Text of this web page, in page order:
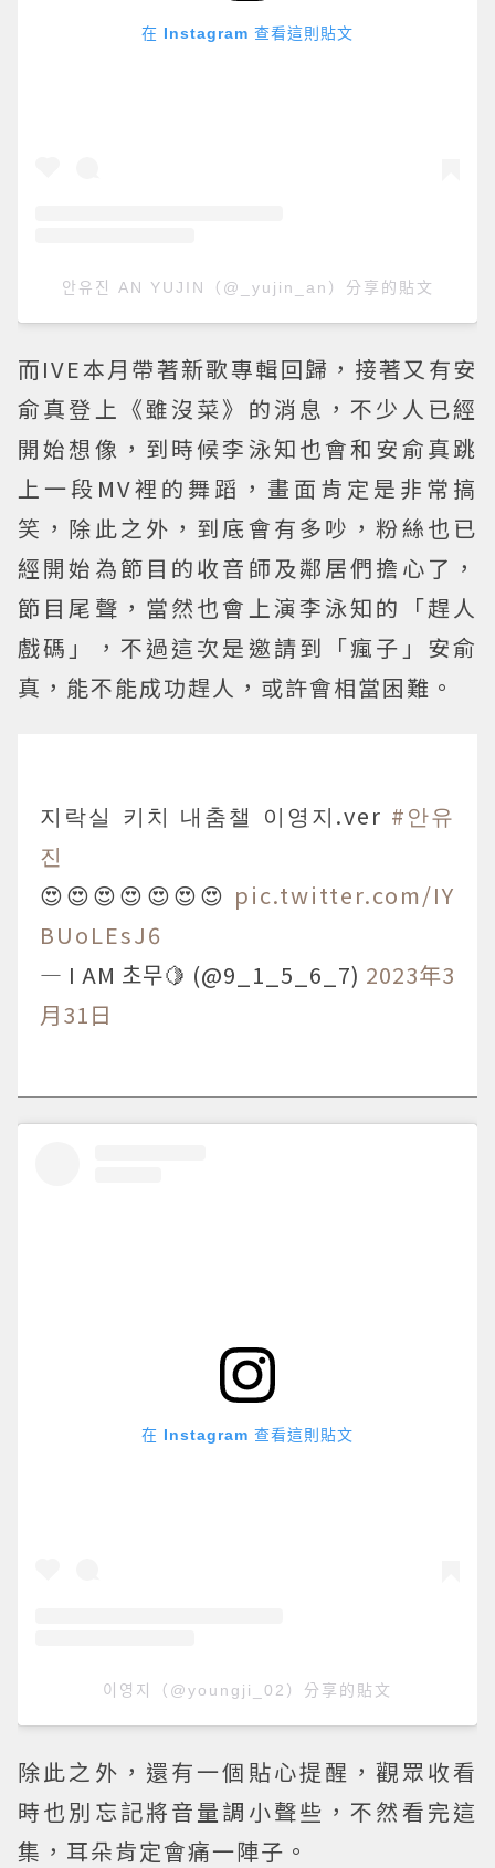
在 Instagram 查看這則貼文
안유진 AN YUJIN（@_yujin_an）分享的貼文
而IVE本月帶著新歌專輯回歸，接著又有安
俞真登上《雖沒菜》的消息，不少人已經
開始想像，到時候李泳知也會和安俞真跳
上一段MV裡的舞蹈，畫面肯定是非常搞
笑，除此之外，到底會有多吵，粉絲也已
經開始為節目的收音師及鄰居們擔心了，
節目尾聲，當然也會上演李泳知的「趕人
戲碼」，不過這次是邀請到「瘋子」安俞
真，能不能成功趕人，或許會相當困難。
지락실 키치 내춤챌 이영지.ver #안유
진
😍😍😍😍😍😍😍 pic.twitter.com/IY
BUoLEsJ6
— I AM 초무🍋 (@9_1_5_6_7) 2023年3
月31日
在 Instagram 查看這則貼文
이영지（@youngji_02）分享的貼文
除此之外，還有一個貼心提醒，觀眾收看
時也別忘記將音量調小聲些，不然看完這
集，耳朵肯定會痛一陣子。